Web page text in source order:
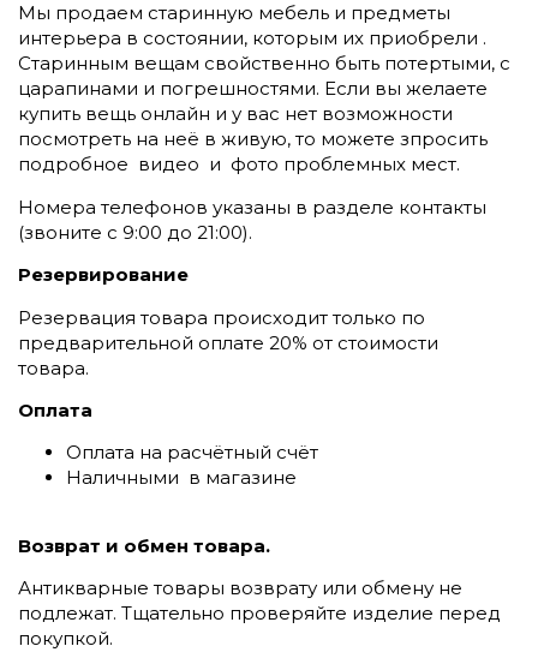
Мы продаем старинную мебель и предметы
интерьера в состоянии, которым их приобрели .
Старинным вещам свойственно быть потертыми, с
царапинами и погрешностями. Если вы желаете
купить вещь онлайн и у вас нет возможности
посмотреть на неё в живую, то можете зпросить
подробное видео и фото проблемных мест.
Номера телефонов указаны в разделе контакты
(звоните c 9:00 до 21:00).
Резервирование
Резервация товара происходит только по
предварительной оплате 20% от стоимости
товара.
Оплата
Оплата на расчётный счёт
Наличными в магазине
Возврат и обмен товара.
Антикварные товары возврату или обмену не
подлежат. Тщательно проверяйте изделие перед
покупкой.